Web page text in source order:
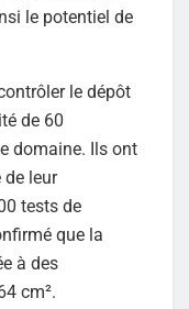
le potentiel de
le dépôt
de 60
domaine. Ils ont
leur
tests de
que la
à des
cm².